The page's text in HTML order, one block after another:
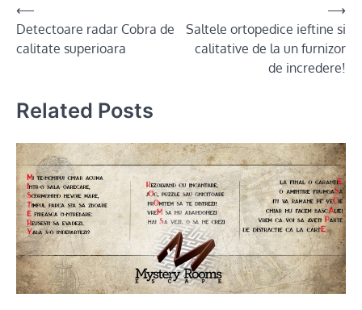
Post
navigation
⟵
Detectoare radar Cobra de
calitate superioara
Saltele ortopedice ieftine si
calitative de la un furnizor
de incredere!
⟶
Related Posts